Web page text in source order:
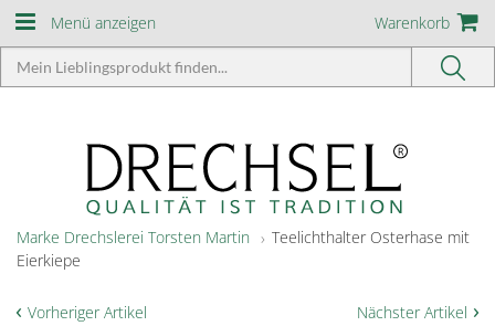
Menü anzeigen Warenkorb
Marke Drechslerei Torsten Martin
Teelichthalter Osterhase mit
Eierkiepe
Nächster Artikel ›
‹ Vorheriger Artikel